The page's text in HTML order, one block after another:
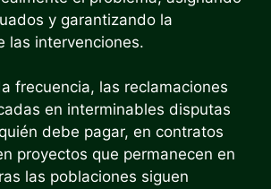
y garantizando la
las intervenciones.
frecuencia, las reclamaciones
en interminables disputas
debe pagar, en contratos
proyectos que permanecen en
las poblaciones siguen